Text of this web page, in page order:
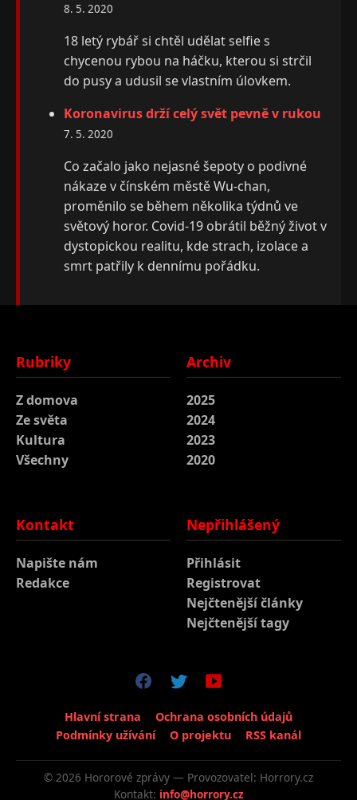
8. 5. 2020
18 letý rybář si chtěl udělat selfie s
chycenou rybou na háčku, kterou si strčil
do pusy a udusil se vlastním úlovkem.
Koronavirus drží celý svět pevně v rukou
7. 5. 2020
Co začalo jako nejasné šepoty o podivné
nákaze v čínském městě Wu-chan,
proměnilo se během několika týdnů ve
světový horor. Covid-19 obrátil běžný život v
dystopickou realitu, kde strach, izolace a
smrt patřily k dennímu pořádku.
Rubriky
Z domova
Ze světa
Kultura
Všechny
Archiv
2025
2024
2023
2020
Kontakt
Napište nám
Redakce
Nepřihlášený
Přihlásit
Registrovat
Nejčtenější články
Nejčtenější tagy
Hlavní strana
Ochrana osobních údajů
Podmínky užívání
O projektu RSS kanál
© 2026 Hororové zprávy — Provozovatel: Horrory.cz
Kontakt: info@horrory.cz